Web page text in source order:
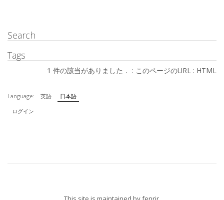
Search
Tags
1 件の該当がありました． : このページのURL : HTML
Language: 英語
日本語
ログイン